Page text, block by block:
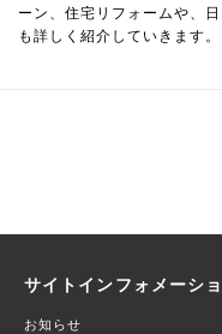
ーン、住宅リフォームや、
も詳しく紹介していきます。
サイトインフォメーシ
お知らせ